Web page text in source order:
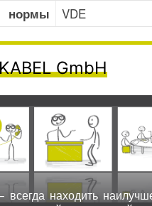
нормы VDE
GmbH
находить